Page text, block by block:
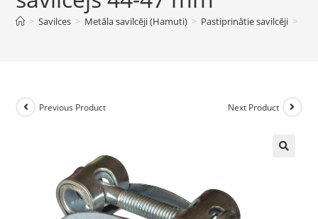
> Savilces > Metāla savilcēji (Hamuti) > Pastiprinātie savilcēji >
Previous Product Next Product